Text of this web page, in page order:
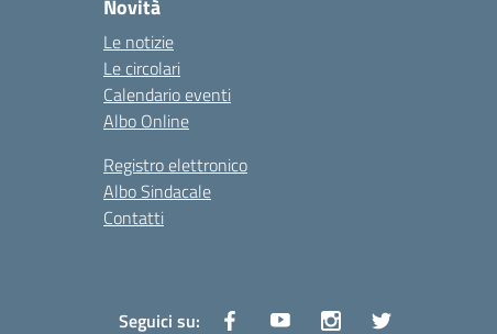
Novità
Le notizie
Le circolari
Calendario eventi
Albo Online
Registro elettronico
Albo Sindacale
Contatti
Seguici su: